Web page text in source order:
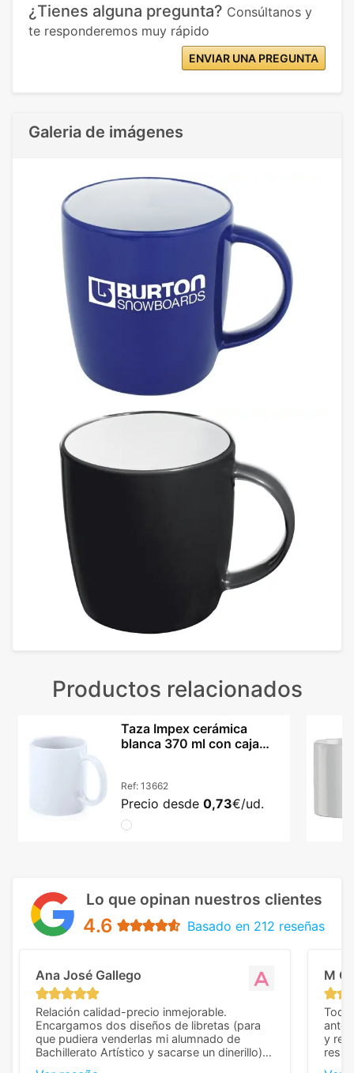
¿Tienes alguna pregunta? Consúltanos y
te responderemos muy rápido
ENVIAR UNA PREGUNTA
Galeria de imágenes
Productos relacionados
Taza Impex cerámica
blanca 370 ml con caja
Ref: 13662
Precio desde 0,73€/ud.
Lo que opinan nuestros clientes
4.6 Basado en 212 reseñas
Ana José Gallego
Relación calidad-precio inmejorable.
Encargamos dos diseños de libretas (para
que pudiera venderlas mi alumnado de
Bachillerato Artístico y sacarse un dinerillo) y
M C
Todo
y